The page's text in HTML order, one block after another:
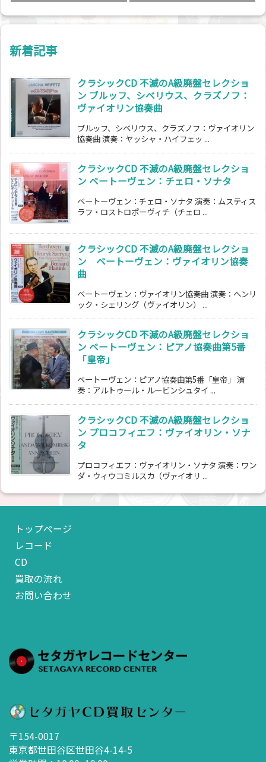
新着記事
クラシックCD 不滅のA級廃盤セレクショ
ン ブルッフ、シベリウス、クラズノフ：
ヴァイオリン協奏曲
ブルッフ、シベリウス、クラズノフ：ヴァイオリン
協奏曲 演奏：ヤッシャ・ハイフェッ ...
クラシックCD 不滅のA級廃盤セレクショ
ン ベートーヴェン：チェロ・ソナタ
ベートーヴェン：チェロ・ソナタ 演奏：ムスティス
ラフ・ロストロポーヴィチ（チェロ ...
クラシックCD 不滅のA級廃盤セレクショ
ン ベートーヴェン：ヴァイオリン協奏
曲
ベートーヴェン：ヴァイオリン協奏曲 演奏：ヘンリ
ック・シェリング（ヴァイオリン） ...
クラシックCD 不滅のA級廃盤セレクショ
ン ベートーヴェン：ピアノ協奏曲第5番
「皇帝」
ベートーヴェン：ピアノ協奏曲第5番「皇帝」 演
奏：アルトゥール・ルービンシュタイ ...
クラシックCD 不滅のA級廃盤セレクショ
ン プロコフィエフ：ヴァイオリン・ソナ
タ
プロコフィエフ：ヴァイオリン・ソナタ 演奏：ワン
ダ・ウィウコミルスカ（ヴァイオリ ...
トップページ
レコード
CD
買取の流れ
お問い合わせ
〒154-0017
東京都世田谷区世田谷4-14-5